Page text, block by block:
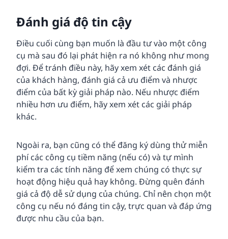
Đánh giá độ tin cậy
Điều cuối cùng bạn muốn là đầu tư vào một công
cụ mà sau đó lại phát hiện ra nó không như mong
đợi. Để tránh điều này, hãy xem xét các đánh giá
của khách hàng, đánh giá cả ưu điểm và nhược
điểm của bất kỳ giải pháp nào. Nếu nhược điểm
nhiều hơn ưu điểm, hãy xem xét các giải pháp
khác.
Ngoài ra, bạn cũng có thể đăng ký dùng thử miễn
phí các công cụ tiềm năng (nếu có) và tự mình
kiểm tra các tính năng để xem chúng có thực sự
hoạt động hiệu quả hay không. Đừng quên đánh
giá cả độ dễ sử dụng của chúng. Chỉ nên chọn một
công cụ nếu nó đáng tin cậy, trực quan và đáp ứng
được nhu cầu của bạn.